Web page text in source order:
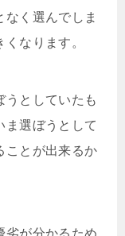
く選んでしま
なります。
うとしていたも
ま選ぼうとして
ことが出来るか
劣が分かるため